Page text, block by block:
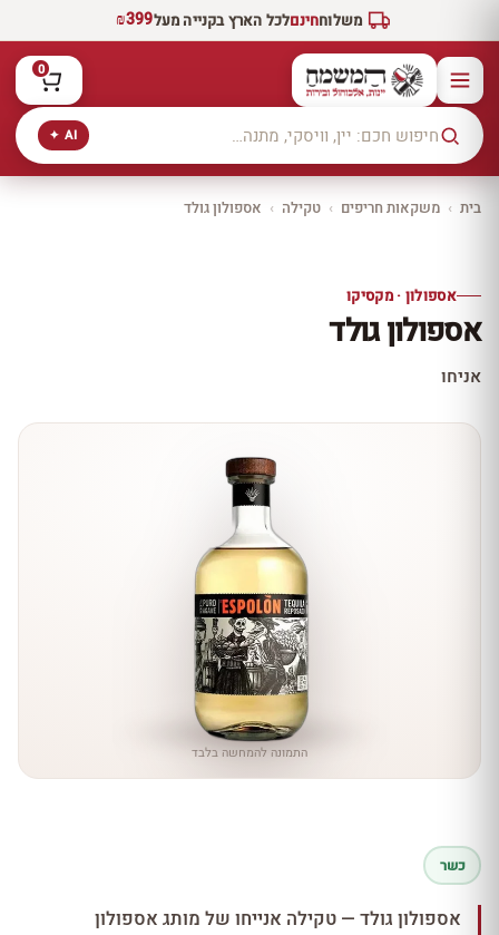
משלוחחינםלכל הארץ בקנייה מעל₪399
AI ✦
0
בית › משקאות חריפים › טקילה › אספולון גולד
10% הנחה
עכשיו ב-10% הנחה
אספולון · מקסיקו
אספולון גולד
אניחו
התמונה להמחשה בלבד
כשר
אספולון גולד — טקילה אנייחו של מותג אספולון